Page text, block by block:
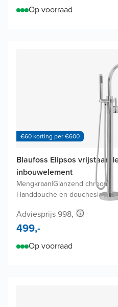
Op voorraad
€60 korting per €600
Blaufoss Elipsos
inbouwelement
Mengkraan|Glanzend chroom
Handdouche en doucheslang
Adviesprijs 998,-
499,-
Op voorraad